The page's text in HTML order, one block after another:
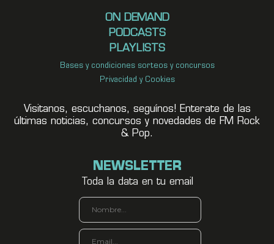
ON DEMAND
PODCASTS
PLAYLISTS
Bases y condiciones sorteos y concursos
Privacidad y Cookies
Visitanos, escuchanos, seguínos! Enterate de las
últimas noticias, concursos y novedades de FM Rock
& Pop.
NEWSLETTER
Toda la data en tu email